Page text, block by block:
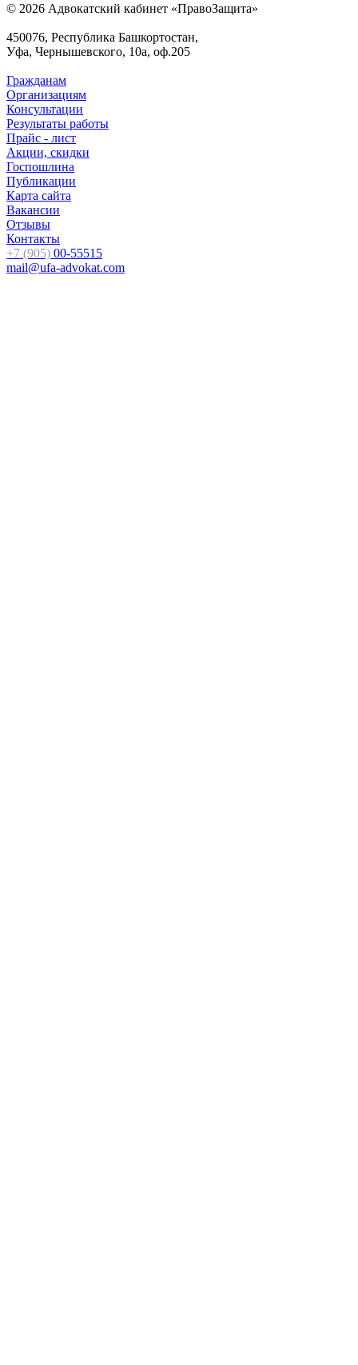
© 2026 Адвокатский кабинет «ПравоЗащита»
450076, Республика Башкортостан,
Уфа, Чернышевского, 10а, оф.205
Гражданам
Организациям
Консультации
Результаты работы
Прайс - лист
Акции, скидки
Госпошлина
Публикации
Карта сайта
Вакансии
Отзывы
Контакты
+7 (905) 00-55515
mail@ufa-advokat.com